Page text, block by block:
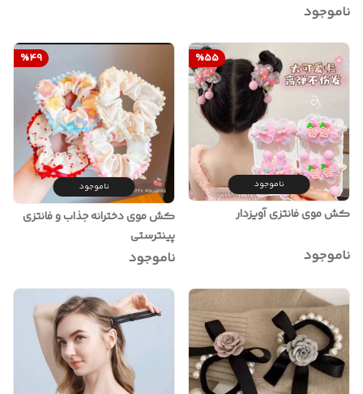
ناموجود
%55
ناموجود
کش موی فانتزی آویزدار
ناموجود
%49
ناموجود
کش موی دخترانه جذاب و فانتزی
پینترستی
ناموجود